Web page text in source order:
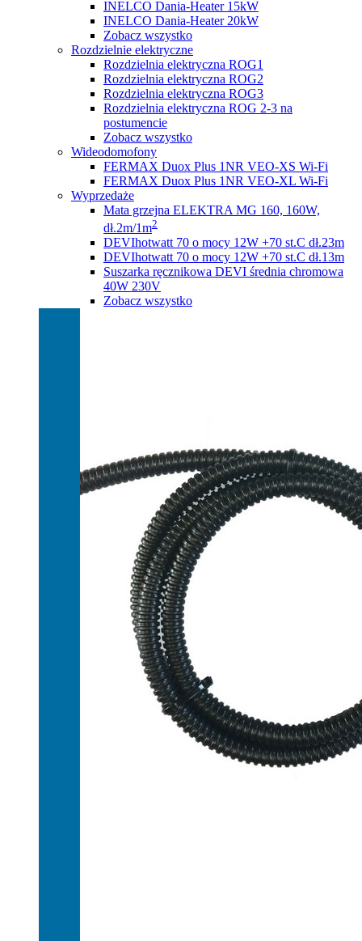
INELCO Dania-Heater 15kW
INELCO Dania-Heater 20kW
Zobacz wszystko
Rozdzielnie elektryczne
Rozdzielnia elektryczna ROG1
Rozdzielnia elektryczna ROG2
Rozdzielnia elektryczna ROG3
Rozdzielnia elektryczna ROG 2-3 na
postumencie
Zobacz wszystko
Wideodomofony
FERMAX Duox Plus 1NR VEO-XS Wi-Fi
FERMAX Duox Plus 1NR VEO-XL Wi-Fi
Wyprzedaże
Mata grzejna ELEKTRA MG 160, 160W,
dł.2m/1m2
DEVIhotwatt 70 o mocy 12W +70 st.C dł.23m
DEVIhotwatt 70 o mocy 12W +70 st.C dł.13m
Suszarka ręcznikowa DEVI średnia chromowa
40W 230V
Zobacz wszystko